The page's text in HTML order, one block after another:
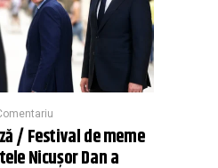
/ Festival de meme
Nicușor Dan a